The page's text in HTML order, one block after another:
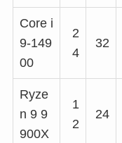
Core i
9-149
00
2
4
32
Ryze
n 9 9
900X
1
2
24